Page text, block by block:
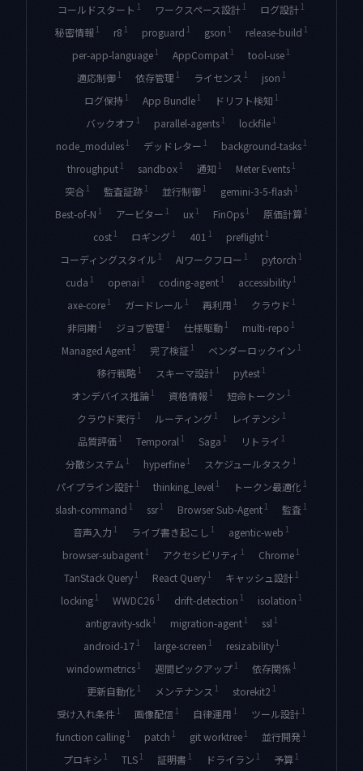
コールドスタート 1 ワークスペース設計 1 ログ設計 1
秘密情報 1 r8 1 proguard 1 gson 1 release-build 1
per-app-language 1 AppCompat 1 tool-use 1
適応制御 1 依存管理 1 ライセンス 1 json 1
ログ保持 1 App Bundle 1 ドリフト検知 1
バックオフ 1 parallel-agents 1 lockfile 1
node_modules 1 デッドレター 1 background-tasks 1
throughput 1 sandbox 1 通知 1 Meter Events 1
突合 1 監査証跡 1 並行制御 1 gemini-3-5-flash 1
Best-of-N 1 アービター 1 ux 1 FinOps 1 原価計算 1
cost 1 ロギング 1 401 1 preflight 1
コーディングスタイル 1 AIワークフロー 1 pytorch 1
cuda 1 openai 1 coding-agent 1 accessibility 1
axe-core 1 ガードレール 1 再利用 1 クラウド 1
非同期 1 ジョブ管理 1 仕様駆動 1 multi-repo 1
Managed Agent 1 完了検証 1 ベンダーロックイン 1
移行戦略 1 スキーマ設計 1 pytest 1
オンデバイス推論 1 資格情報 1 短命トークン 1
クラウド実行 1 ルーティング 1 レイテンシ 1
品質評価 1 Temporal 1 Saga 1 リトライ 1
分散システム 1 hyperfine 1 スケジュールタスク 1
パイプライン設計 1 thinking_level 1 トークン最適化 1
slash-command 1 ssr 1 Browser Sub-Agent 1 監査 1
音声入力 1 ライブ書き起こし 1 agentic-web 1
browser-subagent 1 アクセシビリティ 1 Chrome 1
TanStack Query 1 React Query 1 キャッシュ設計 1
locking 1 WWDC26 1 drift-detection 1 isolation 1
antigravity-sdk 1 migration-agent 1 ssl 1
android-17 1 large-screen 1 resizability 1
windowmetrics 1 週間ピックアップ 1 依存関係 1
更新自動化 1 メンテナンス 1 storekit2 1
受け入れ条件 1 画像配信 1 自律運用 1 ツール設計 1
function calling 1 patch 1 git worktree 1 並行開発 1
プロキシ 1 TLS 1 証明書 1 ドライラン 1 予算 1